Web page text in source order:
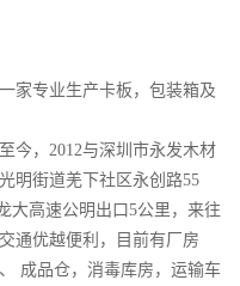
家专业生产卡板，包装箱及
今，2012与深圳市永发木材
明街道羌下社区永创路55
大高速公明出口5公里，来往
通优越便利，目前有厂房
成品仓，消毒库房，运输车